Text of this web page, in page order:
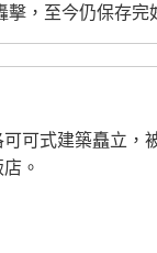
，至今仍保存完
可式建築矗立
。